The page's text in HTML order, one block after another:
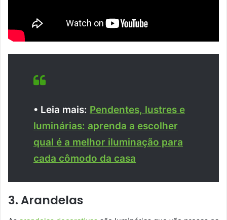
• Leia mais: Pendentes, lustres e
luminárias: aprenda a escolher
qual é a melhor iluminação para
cada cômodo da casa
3. Arandelas